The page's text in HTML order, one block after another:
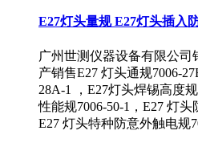
E27灯头量规 E27灯头插入
广州世测仪器设备有限公司
产销售E27 灯头通规7006-
28A-1 ，E27灯头焊锡高度
性能规7006-50-1，E27 灯头
E27 灯头特种防意外触电规